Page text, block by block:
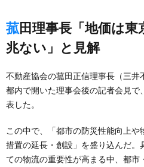
菰田理事長「地価は東京五輪後に下がる前
兆ない」と見解
不動産協会の菰田正信理事長（三
都内で開いた理事会後の記者会見
表した。
この中で、「都市の防災性能向上
措置の延長・創設」を盛り込んだ。
ての物流の重要性が高まる中、都